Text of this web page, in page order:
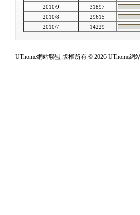
2010/9
31897
2010/8
29615
2010/7
14229
UThome網站聯盟 版權所有 © 2026 UThome網